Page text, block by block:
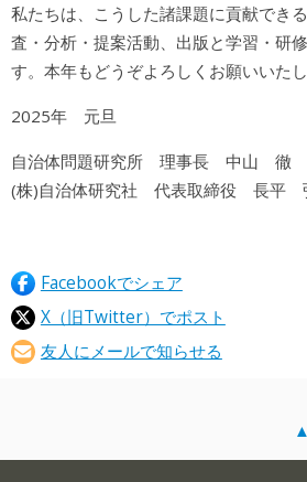
私たちは、こうした諸課題に貢献でき
査・分析・提案活動、出版と学習・研
す。本年もどうぞよろしくお願いいたし
2025年 元旦
自治体問題研究所 理事長 中山 徹
(株)自治体研究社 代表取締役 長平
Facebookでシェア
X（旧Twitter）でポスト
友人にメールで知らせる